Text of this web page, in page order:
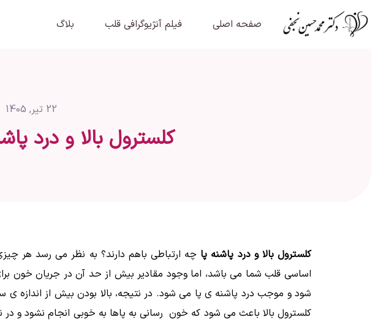
صفحه اصلی فیلم آنژیوگرافی قلب بلاگ
22 تیر, 1405
کلسترول بالا و درد
کلسترول بالا و درد پاشنه پا چه ارتباطی باهم دارند؟ به نظر می رسد هر
اساسی قلب شما می باشد، اما وجود مقادیر بیش از حد آن در جریان خون
شود و موجب درد پاشنه ی پا می شود. در نتیجه، بالا بودن بیش از اندازه
کلسترول بالا باعث می شود که خون رسانی به پاها به خوبی انجام نشود و